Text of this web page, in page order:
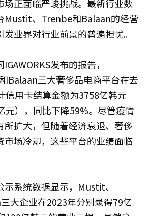
场正面临严峻挑战。最新行业数
Mustit、Trenbe和Balaan的经营
业界对行业前景的普遍担忧。
发布的报告，
Balaan三大奢侈品电商平台在去
信用卡结算金额为3758亿韩元
元），同比下降59%。尽管疫情
所扩大，但随着经济衰退、奢侈
市场冷却，这些平台的业绩面临
系统数据显示，Mustit、
大企业在2023年分别录得79亿